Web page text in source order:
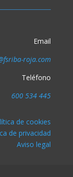
Email
roja.com
Teléfono
600 534 445
de cookies
de privacidad
Aviso legal